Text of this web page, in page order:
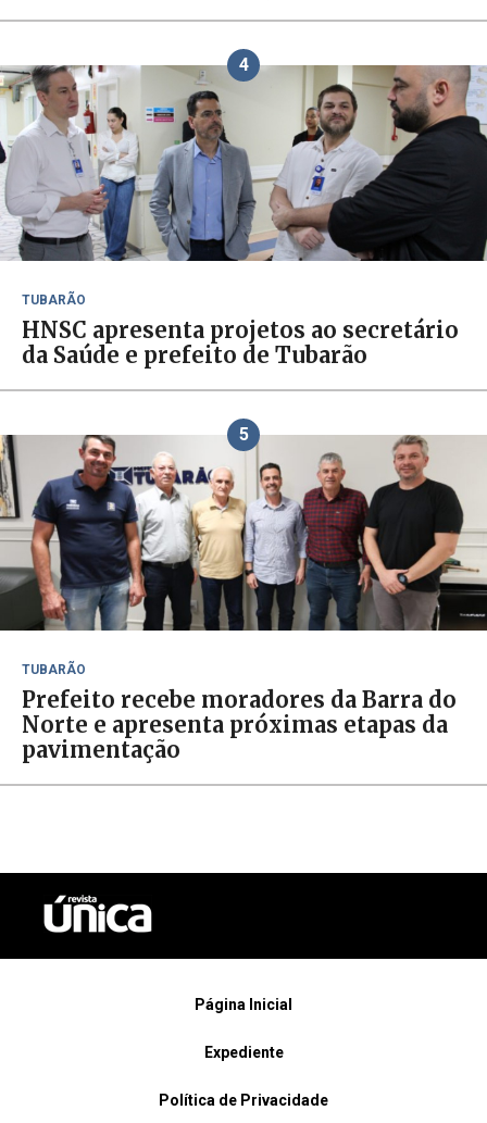
4
TUBARÃO
HNSC apresenta projetos ao secretário
da Saúde e prefeito de Tubarão
5
TUBARÃO
Prefeito recebe moradores da Barra do
Norte e apresenta próximas etapas da
pavimentação
Página Inicial
Expediente
Política de Privacidade